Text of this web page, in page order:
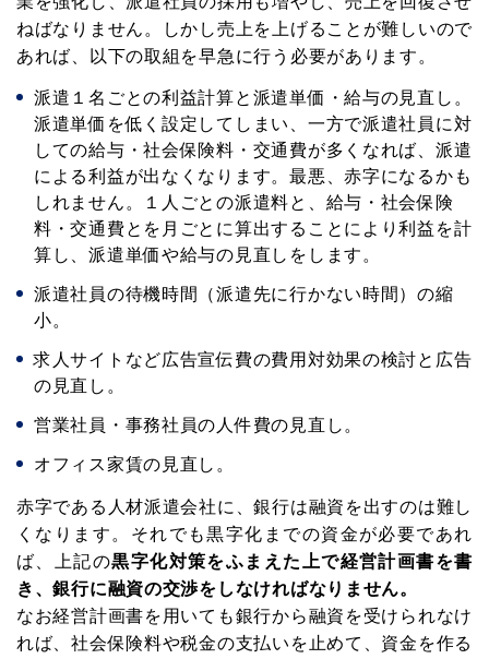
ねばなりません。しかし売上を上げることが難しいので
あれば、以下の取組を早急に行う必要があります。
派遣１名ごとの利益計算と派遣単価・給与の見直し。
派遣単価を低く設定してしまい、一方で派遣社員に対
しての給与・社会保険料・交通費が多くなれば、派遣
による利益が出なくなります。最悪、赤字になるかも
しれません。１人ごとの派遣料と、給与・社会保険
料・交通費とを月ごとに算出することにより利益を計
算し、派遣単価や給与の見直しをします。
派遣社員の待機時間（派遣先に行かない時間）の縮
小。
求人サイトなど広告宣伝費の費用対効果の検討と広告
の見直し。
営業社員・事務社員の人件費の見直し。
オフィス家賃の見直し。
赤字である人材派遣会社に、銀行は融資を出すのは難し
くなります。それでも黒字化までの資金が必要であれ
ば、上記の黒字化対策をふまえた上で経営計画書を書
き、銀行に融資の交渉をしなければなりません。
なお経営計画書を用いても銀行から融資を受けられなけ
れば、社会保険料や税金の支払いを止めて、資金を作る